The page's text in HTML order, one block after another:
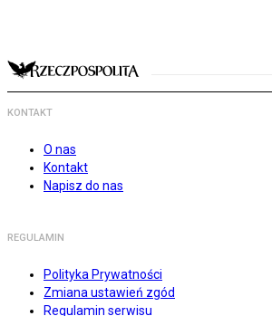
KONTAKT
O nas
Kontakt
Napisz do nas
REGULAMIN
Polityka Prywatności
Zmiana ustawień zgód
Regulamin serwisu